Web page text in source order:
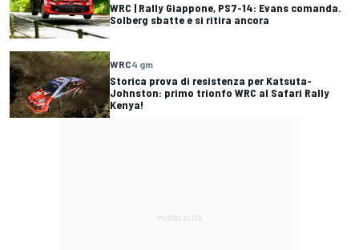
WRC | Rally Giappone, PS7-14: Evans comanda.
Solberg sbatte e si ritira ancora
WRC4 gm
Storica prova di resistenza per Katsuta-
Johnston: primo trionfo WRC al Safari Rally
Kenya!